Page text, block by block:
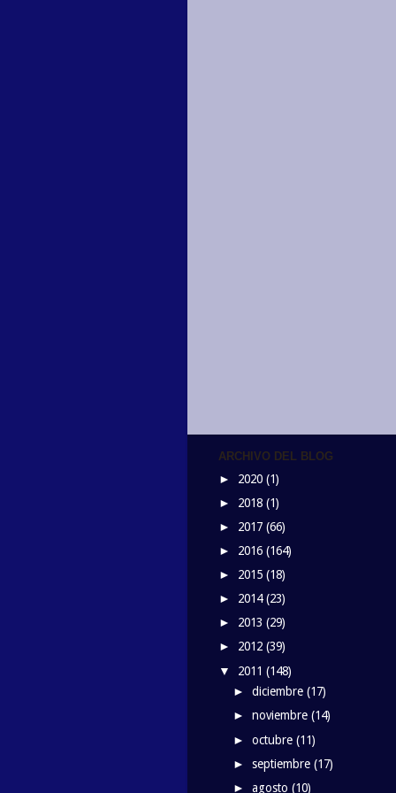
ARCHIVO DEL BLOG
► 2020 (1)
► 2018 (1)
► 2017 (66)
► 2016 (164)
► 2015 (18)
► 2014(23)
► 2013 (29)
► 2012 (39)
▼ 2011 (148)
►diciembre(17)
►noviembre(14)
►octubre(11)
►septiembre(17)
►agosto(10)